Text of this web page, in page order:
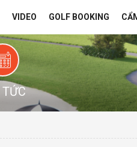
VIDEO GOLF BOOKING